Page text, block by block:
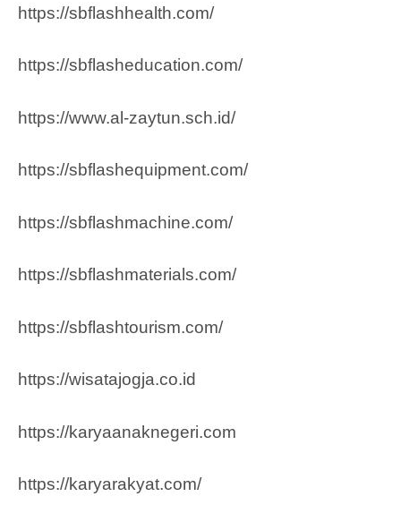
https://sbflashhealth.com/
https://sbflasheducation.com/
https://www.al-zaytun.sch.id/
https://sbflashequipment.com/
https://sbflashmachine.com/
https://sbflashmaterials.com/
https://sbflashtourism.com/
https://wisatajogja.co.id
https://karyaanaknegeri.com
https://karyarakyat.com/